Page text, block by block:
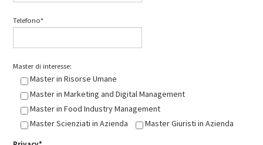
Telefono*
Master di interesse:
Master in Risorse Umane
Master in Marketing and Digital Management
Master in Food Industry Management
Master Scienziati in Azienda
Master Giuristi in Azienda